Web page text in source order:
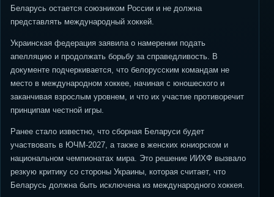
Беларусь остается союзником России и не должна
представлять международный хоккей.
Украинская федерация заявила о намерении подать
апелляцию и продолжать борьбу за справедливость. В
документе подчеркивается, что белорусским командам не
место в международном хоккее, начиная с юношеского и
заканчивая взрослым уровнем, и что их участие противоречит
принципам честной игры.
Ранее стало известно, что сборная Беларуси будет
участвовать в ЮЧМ-2027, а также в женских юниорском и
национальном чемпионатах мира. Это решение ИИХФ вызвало
резкую критику со стороны Украины, которая считает, что
Беларусь должна быть исключена из международного хоккея.